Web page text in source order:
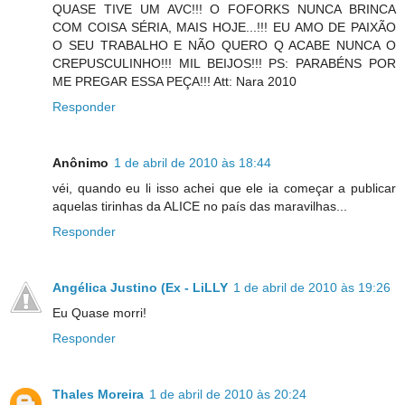
QUASE TIVE UM AVC!!! O FOFORKS NUNCA BRINCA
COM COISA SÉRIA, MAIS HOJE...!!! EU AMO DE PAIXÃO
O SEU TRABALHO E NÃO QUERO Q ACABE NUNCA O
CREPUSCULINHO!!! MIL BEIJOS!!! PS: PARABÉNS POR
ME PREGAR ESSA PEÇA!!! Att: Nara 2010
Responder
Anônimo 1 de abril de 2010 às 18:44
véi, quando eu li isso achei que ele ia começar a publicar
aquelas tirinhas da ALICE no país das maravilhas...
Responder
Angélica Justino (Ex - LiLLY 1 de abril de 2010 às 19:26
Eu Quase morri!
Responder
Thales Moreira 1 de abril de 2010 às 20:24